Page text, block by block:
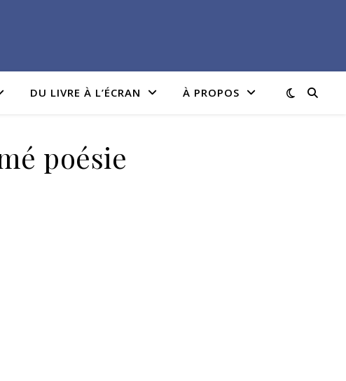
DU LIVRE À L’ÉCRAN À PROPOS
poésie